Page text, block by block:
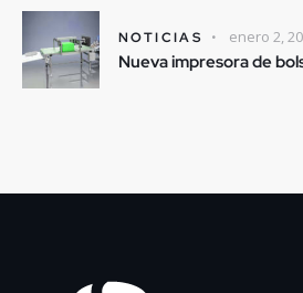
NOTICIAS enero 2,
Nueva impresora de